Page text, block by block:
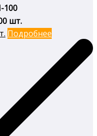
100
шт.
Текущая
Подробнее